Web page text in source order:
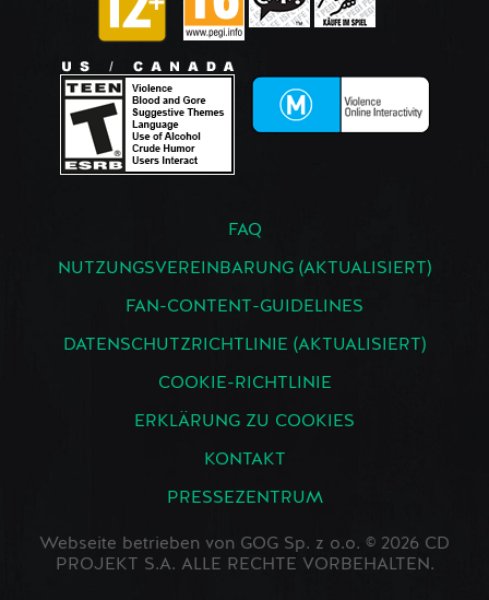
FAQ
NUTZUNGSVEREINBARUNG (AKTUALISIERT)
FAN-CONTENT-GUIDELINES
DATENSCHUTZRICHTLINIE (AKTUALISIERT)
COOKIE-RICHTLINIE
ERKLÄRUNG ZU COOKIES
KONTAKT
PRESSEZENTRUM
Webseite betrieben von GOG Sp. z o.o. © 2026 CD
PROJEKT S.A. ALLE RECHTE VORBEHALTEN.